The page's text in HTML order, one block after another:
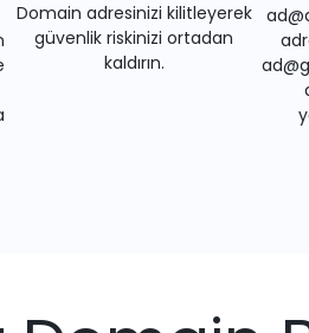
Domain adresinizi kilitleyerek
güvenlik riskinizi ortadan
kaldırın.